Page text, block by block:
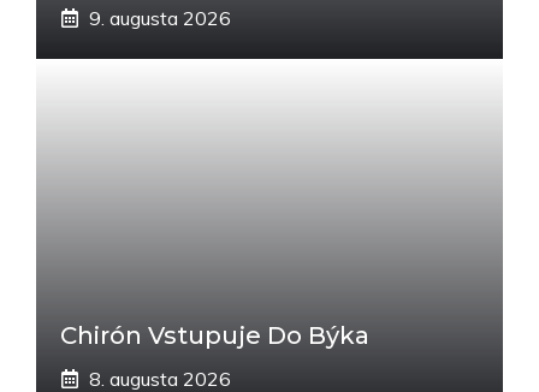
9. augusta 2026
Chirón Vstupuje Do Býka
8. augusta 2026